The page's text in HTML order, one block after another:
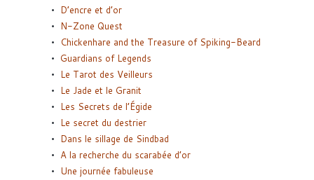
D’encre et d’or
N-Zone Quest
Chickenhare and the Treasure of Spiking-Beard
Guardians of Legends
Le Tarot des Veilleurs
Le Jade et le Granit
Les Secrets de l’Égide
Le secret du destrier
Dans le sillage de Sindbad
A la recherche du scarabée d’or
Une journée fabuleuse